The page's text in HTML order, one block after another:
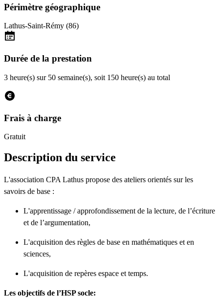
Périmètre géographique
Lathus-Saint-Rémy (86)
Durée de la prestation
3 heure(s) sur 50 semaine(s), soit 150 heure(s) au total
Frais à charge
Gratuit
Description du service
L'association CPA Lathus propose des ateliers orientés sur les
savoirs de base :
L'apprentissage / approfondissement de la lecture, de l’écriture
et de l’argumentation,
L'acquisition des règles de base en mathématiques et en
sciences,
L'acquisition de repères espace et temps.
Les objectifs de l’HSP socle: